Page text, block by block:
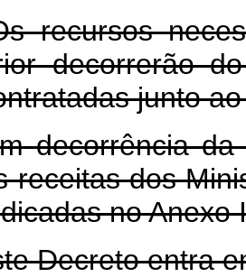
recursos
decorrerão
junto
decorrência
receitas dos
no Anexo
Decreto entra